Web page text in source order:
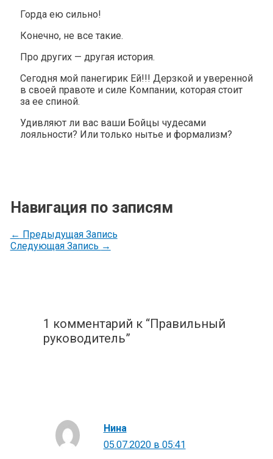
Горда ею сильно!
Конечно, не все такие.
Про других — другая история.
Сегодня мой панегирик Ей!!! Дерзкой и уверенной
в своей правоте и силе Компании, которая стоит
за ее спиной.
Удивляют ли вас ваши Бойцы чудесами
лояльности? Или только нытье и формализм?
Навигация по записям
← Предыдущая Запись
Следующая Запись →
1 комментарий к “Правильный
руководитель”
Нина
05.07.2020 в 05:41